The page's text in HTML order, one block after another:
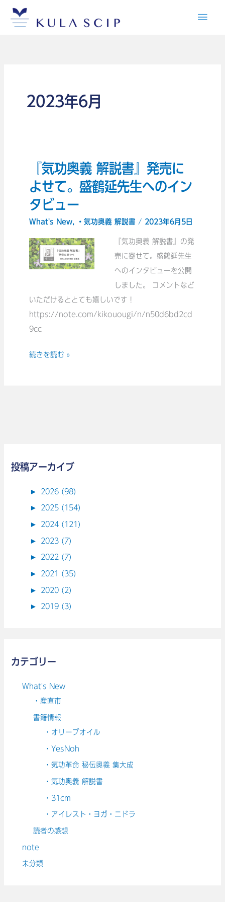
メ
2023年6月
『気功奥義 解説書』発売に
よせて。盛鶴延先生へのイン
タビュー
What's New, ・気功奥義 解説書 / 2023年6月5日
『気功奥義 解説書』の発
売に寄せて。盛鶴延先生
へのインタビューを公開
しました。 コメントなど
いただけるととても嬉しいです！
https://note.com/kikouougi/n/n50d6bd2cd
9cc
『気
功
奥
義
解
説
書』
発
に
よ
せ
盛
ン
続きを読む »
投稿アーカイブ
► 2026 (98)
► 2025 (154)
► 2024 (121)
► 2023 (7)
► 2022 (7)
► 2021 (35)
► 2020 (2)
► 2019 (3)
カテゴリー
What's New
・産直市
書籍情報
・オリーブオイル
・YesNoh
・気功革命 秘伝奥義 集大成
・気功奥義 解説書
・31cm
・アイレスト・ヨガ・ニドラ
読者の感想
note
未分類